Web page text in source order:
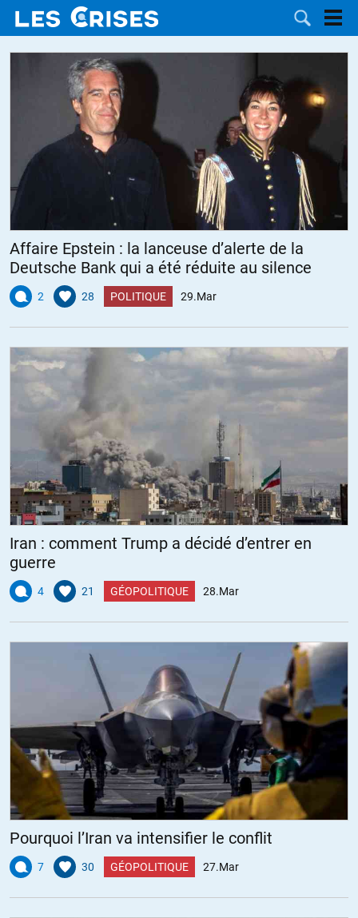
DOSSIERS
CATÉGORIES
MOTS CLÉS
NOUS
CONTACTER
FAIRE UN
Affaire Epstein : la lanceuse d’alerte de la
Deutsche Bank qui a été réduite au silence
2 28 POLITIQUE 29.Mar
Iran : comment Trump a décidé d’entrer en
guerre
4 21 GÉOPOLITIQUE 28.Mar
Pourquoi l’Iran va intensifier le conflit
7 30 GÉOPOLITIQUE 27.Mar